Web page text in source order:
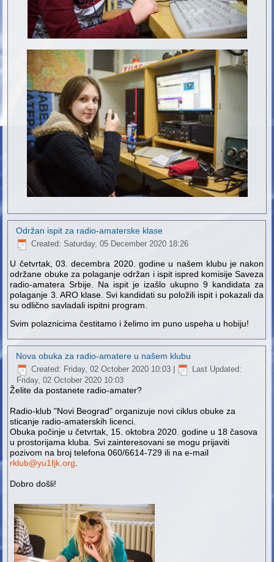
Održan ispit za radio-amaterske klase
Created: Saturday, 05 December 2020 18:26
U četvrtak, 03. decembra 2020. godine u našem klubu je nakon
održane obuke za polaganje održan i ispit ispred komisije Saveza
radio-amatera Srbije. Na ispit je izašlo ukupno 9 kandidata za
polaganje 3. ARO klase. Svi kandidati su položili ispit i pokazali da
su odlično savladali ispitni program.
Svim polaznicima čestitamo i želimo im puno uspeha u hobiju!
Nova obuka za radio-amatere u našem klubu
Created: Friday, 02 October 2020 10:03
Last Updated:
Friday, 02 October 2020 10:03
Želite da postanete radio-amater?
Radio-klub "Novi Beograd" organizuje novi ciklus obuke za
sticanje radio-amaterskih licenci.
Obuka počinje u četvrtak, 15. oktobra 2020. godine u 18 časova
u prostorijama kluba. Svi zainteresovani se mogu prijaviti
pozivom na broj telefona 060/6614-729 ili na e-mail
rklub@yu1fjk.org
Dobro došli!